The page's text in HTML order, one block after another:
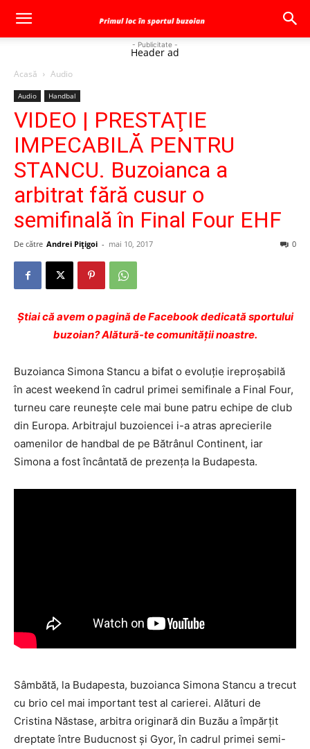
- Publicitate -
Header ad
Acasă Audio
Audio Handbal
VIDEO | PRESTAŢIE
IMPECABILĂ PENTRU
STANCU. Buzoianca a
arbitrat fără cusur o
semifinală în Final Four EHF
De către Andrei Pițigoi - mai 10, 2017 0
Ştiai că avem o pagină de Facebook dedicată sportului
buzoian? Alătură-te comunității noastre.
Buzoianca Simona Stancu a bifat o evoluţie ireproşabilă
în acest weekend în cadrul primei semifinale a Final Four,
turneu care reuneşte cele mai bune patru echipe de club
din Europa. Arbitrajul buzoiencei i-a atras aprecierile
oamenilor de handbal de pe Bătrânul Continent, iar
Simona a fost încântată de prezenţa la Budapesta.
Sâmbătă, la Budapesta, buzoianca Simona Stancu a trecut
cu brio cel mai important test al carierei. Alături de
Cristina Năstase, arbitra originară din Buzău a împărţit
dreptate între Buducnost şi Gyor, în cadrul primei semi-